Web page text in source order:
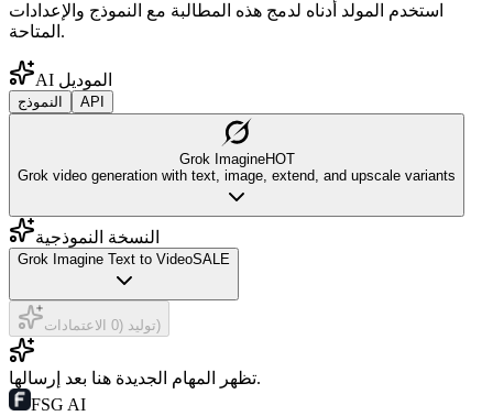
استخدم المولد أدناه لدمج هذه المطالبة مع النموذج والإعدادات
المتاحة.
AI الموديل
النموذج API
Grok ImagineHOT
Grok video generation with text, image, extend, and upscale variants
النسخة النموذجية
Grok Imagine Text to VideoSALE
توليد (0 الاعتمادات)
تظهر المهام الجديدة هنا بعد إرسالها.
FSG AI